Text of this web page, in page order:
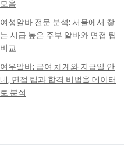
모음
여성알바 전문 분석: 서울에서 찾
는 시급 높은 주부 알바와 면접 팁
비교
여우알바: 급여 체계와 지급일 안
내, 면접 팁과 합격 비법을 데이터
로 분석